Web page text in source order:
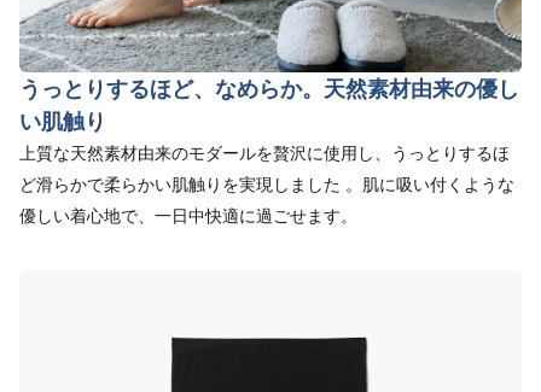
うっとりするほど、なめらか。天然素材由来の優し
い肌触り
上質な天然素材由来のモダールを贅沢に使用し、うっとりするほ
ど滑らかで柔らかい肌触りを実現しました 。肌に吸い付くような
優しい着心地で、一日中快適に過ごせます。